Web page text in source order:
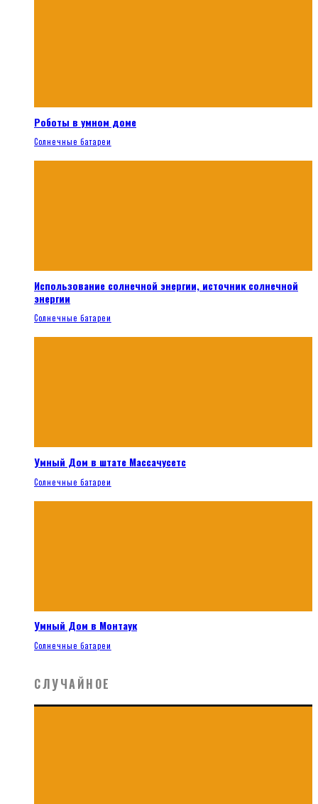
Роботы в умном доме
Солнечные батареи
Использование солнечной энергии, источник солнечной
энергии
Солнечные батареи
Умный Дом в штате Массачусетс
Солнечные батареи
Умный Дом в Монтаук
Солнечные батареи
СЛУЧАЙНОЕ